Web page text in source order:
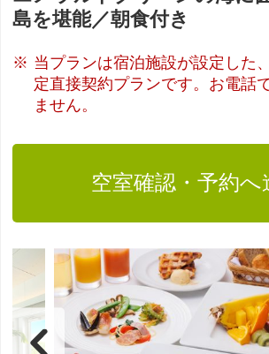
島を堪能／朝食付き
当プランは宿泊施設が設定した
定直接契約プランです。お電話
ません。
空室確認・予約へ